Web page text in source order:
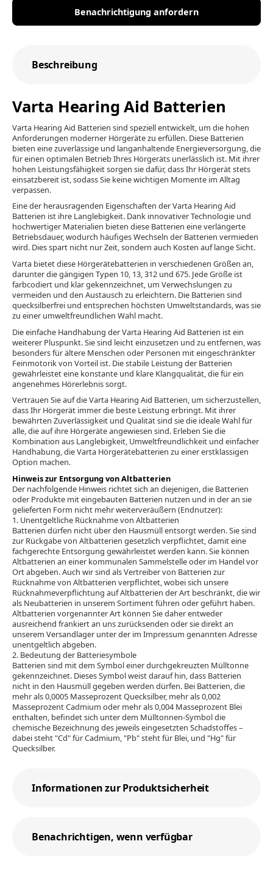
Benachrichtigung anfordern
Beschreibung
Varta Hearing Aid Batterien
Varta Hearing Aid Batterien sind speziell entwickelt, um die hohen
Anforderungen moderner Hörgeräte zu erfüllen. Diese Batterien
bieten eine zuverlässige und langanhaltende Energieversorgung, die
für einen optimalen Betrieb Ihres Hörgeräts unerlässlich ist. Mit ihrer
hohen Leistungsfähigkeit sorgen sie dafür, dass Ihr Hörgerät stets
einsatzbereit ist, sodass Sie keine wichtigen Momente im Alltag
verpassen.
Eine der herausragenden Eigenschaften der Varta Hearing Aid
Batterien ist ihre Langlebigkeit. Dank innovativer Technologie und
hochwertiger Materialien bieten diese Batterien eine verlängerte
Betriebsdauer, wodurch häufiges Wechseln der Batterien vermieden
wird. Dies spart nicht nur Zeit, sondern auch Kosten auf lange Sicht.
Varta bietet diese Hörgerätebatterien in verschiedenen Größen an,
darunter die gängigen Typen 10, 13, 312 und 675. Jede Größe ist
farbcodiert und klar gekennzeichnet, um Verwechslungen zu
vermeiden und den Austausch zu erleichtern. Die Batterien sind
quecksilberfrei und entsprechen höchsten Umweltstandards, was sie
zu einer umweltfreundlichen Wahl macht.
Die einfache Handhabung der Varta Hearing Aid Batterien ist ein
weiterer Pluspunkt. Sie sind leicht einzusetzen und zu entfernen, was
besonders für ältere Menschen oder Personen mit eingeschränkter
Feinmotorik von Vorteil ist. Die stabile Leistung der Batterien
gewährleistet eine konstante und klare Klangqualität, die für ein
angenehmes Hörerlebnis sorgt.
Vertrauen Sie auf die Varta Hearing Aid Batterien, um sicherzustellen,
dass Ihr Hörgerät immer die beste Leistung erbringt. Mit ihrer
bewährten Zuverlässigkeit und Qualität sind sie die ideale Wahl für
alle, die auf ihre Hörgeräte angewiesen sind. Erleben Sie die
Kombination aus Langlebigkeit, Umweltfreundlichkeit und einfacher
Handhabung, die Varta Hörgerätebatterien zu einer erstklassigen
Option machen.
Hinweis zur Entsorgung von Altbatterien
Der nachfolgende Hinweis richtet sich an diejenigen, die Batterien
oder Produkte mit eingebauten Batterien nutzen und in der an sie
gelieferten Form nicht mehr weiterveräußern (Endnutzer):
1. Unentgeltliche Rücknahme von Altbatterien
Batterien dürfen nicht über den Hausmüll entsorgt werden. Sie sind
zur Rückgabe von Altbatterien gesetzlich verpflichtet, damit eine
fachgerechte Entsorgung gewährleistet werden kann. Sie können
Altbatterien an einer kommunalen Sammelstelle oder im Handel vor
Ort abgeben. Auch wir sind als Vertreiber von Batterien zur
Rücknahme von Altbatterien verpflichtet, wobei sich unsere
Rücknahmeverpflichtung auf Altbatterien der Art beschränkt, die wir
als Neubatterien in unserem Sortiment führen oder geführt haben.
Altbatterien vorgenannter Art können Sie daher entweder
ausreichend frankiert an uns zurücksenden oder sie direkt an
unserem Versandlager unter der im Impressum genannten Adresse
unentgeltlich abgeben.
2. Bedeutung der Batteriesymbole
Batterien sind mit dem Symbol einer durchgekreuzten Mülltonne
gekennzeichnet. Dieses Symbol weist darauf hin, dass Batterien
nicht in den Hausmüll gegeben werden dürfen. Bei Batterien, die
mehr als 0,0005 Masseprozent Quecksilber, mehr als 0,002
Masseprozent Cadmium oder mehr als 0,004 Masseprozent Blei
enthalten, befindet sich unter dem Mülltonnen-Symbol die
chemische Bezeichnung des jeweils eingesetzten Schadstoffes –
dabei steht "Cd" für Cadmium, "Pb" steht für Blei, und "Hg" für
Quecksilber.
Informationen zur Produktsicherheit
Benachrichtigen, wenn verfügbar